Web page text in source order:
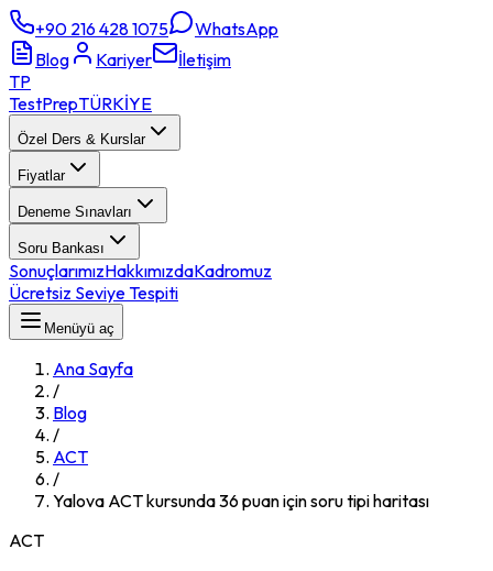
+90 216 428 1075
WhatsApp
Blog
Kariyer
İletişim
TP
TestPrepTÜRKİYE
Özel Ders & Kurslar
Fiyatlar
Deneme Sınavları
Soru Bankası
SonuçlarımızHakkımızdaKadromuz
Ücretsiz Seviye Tespiti
Menüyü aç
Ana Sayfa
/
Blog
/
ACT
/
Yalova ACT kursunda 36 puan için soru tipi haritası
ACT